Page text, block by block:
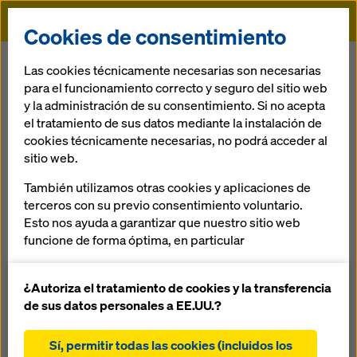
Doka
Volver
Premontaje del encofrado en la obra
Mediante equipos de montaje formados especialmente, en
la misma obra se montan de forma fiable o se desplazan e
incluso se desmontan, por ejemplo, cimbras, carros de
encofrado, pantallas contra el viento o encofrados
Seguridad de costos en el montaje tomando como base
muchas experiencias
Cookies de consentimiento
Las cookies técnicamente necesarias son necesarias
para el funcionamiento correcto y seguro del sitio web
y la administración de su consentimiento. Si no acepta
el tratamiento de sus datos mediante la instalación de
cookies técnicamente necesarias, no podrá acceder al
sitio web.
También utilizamos otras cookies y aplicaciones de
terceros con su previo consentimiento voluntario.
Esto nos ayuda a garantizar que nuestro sitio web
funcione de forma óptima, en particular
nuestro sitio web (cookies funcionales y
estadísticas)
utilizar la tienda online de Doka (cookies
¿Autoriza el tratamiento de cookies y la transferencia
de sus datos personales a EE.UU.?
Sí, permitir todas las cookies (incluidos los